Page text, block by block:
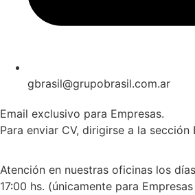
gbrasil@grupobrasil.com.ar
Email exclusivo para Empresas.
Para enviar CV, dirigirse a la sección
Atención en nuestras oficinas los
17:00 hs. (únicamente para